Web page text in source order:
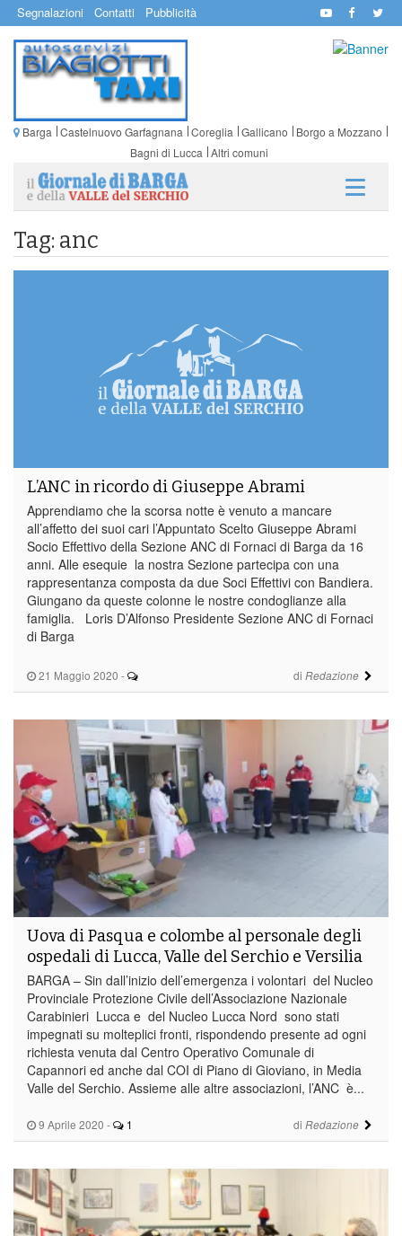
Segnalazioni Contatti Pubblicità
Barga Castelnuovo Garfagnana Coreglia Gallicano
Borgo a Mozzano
Bagni di Lucca Altri comuni
Tag: anc
21 Maggio 2020 - di Redazione
L’ANC in ricordo di Giuseppe Abrami
Apprendiamo che la scorsa notte è venuto a mancare
all’affetto dei suoi cari l’Appuntato Scelto Giuseppe Abrami
Socio Effettivo della Sezione ANC di Fornaci di Barga da 16
anni. Alle esequie la nostra Sezione partecipa con una
rappresentanza composta da due Soci Effettivi con Bandiera.
Giungano da queste colonne le nostre condoglianze alla
famiglia. Loris D’Alfonso Presidente Sezione ANC di Fornaci
di Barga
9 Aprile 2020 - 1 di Redazione
Uova di Pasqua e colombe al personale degli
ospedali di Lucca, Valle del Serchio e Versilia
BARGA – Sin dall’inizio dell’emergenza i volontari del Nucleo
Provinciale Protezione Civile dell’Associazione Nazionale
Carabinieri Lucca e del Nucleo Lucca Nord sono stati
impegnati su molteplici fronti, rispondendo presente ad ogni
richiesta venuta dal Centro Operativo Comunale di
Capannori ed anche dal COI di Piano di Gioviano, in Media
Valle del Serchio. Assieme alle altre associazioni, l’ANC è...